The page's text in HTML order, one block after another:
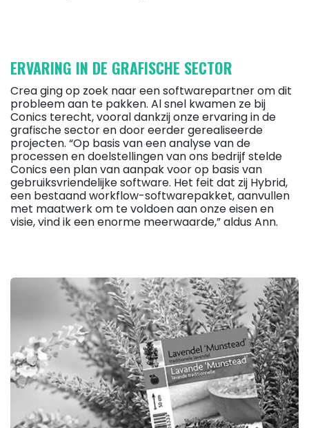
ERVARING IN DE GRAFISCHE SECTOR
Crea ging op zoek naar een softwarepartner om dit
probleem aan te pakken. Al snel kwamen ze bij
Conics terecht, vooral dankzij onze ervaring in de
grafische sector en door eerder gerealiseerde
projecten. “Op basis van een analyse van de
processen en doelstellingen van ons bedrijf stelde
Conics een plan van aanpak voor op basis van
gebruiksvriendelijke software. Het feit dat zij Hybrid,
een bestaand workflow-softwarepakket, aanvullen
met maatwerk om te voldoen aan onze eisen en
visie, vind ik een enorme meerwaarde,” aldus Ann.